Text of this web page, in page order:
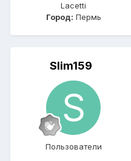
Lacetti
Город: Пермь
Slim159
Пользователи